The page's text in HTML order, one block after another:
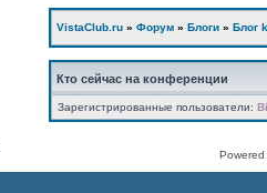
VistaClub.ru » Форум » Блоги » Блог
Кто сейчас на конференции
Зарегистрированные пользователи: